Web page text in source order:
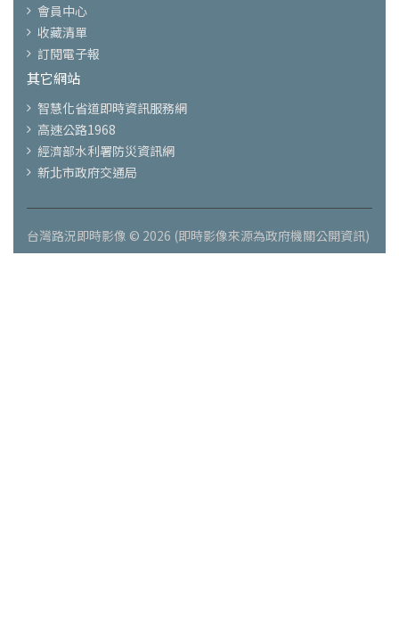
會員中心
收藏清單
訂閱電子報
其它網站
智慧化省道即時資訊服務網
高速公路1968
經濟部水利署防災資訊網
新北市政府交通局
台灣路況即時影像 © 2026 (即時影像來源為政府機關公開資訊)